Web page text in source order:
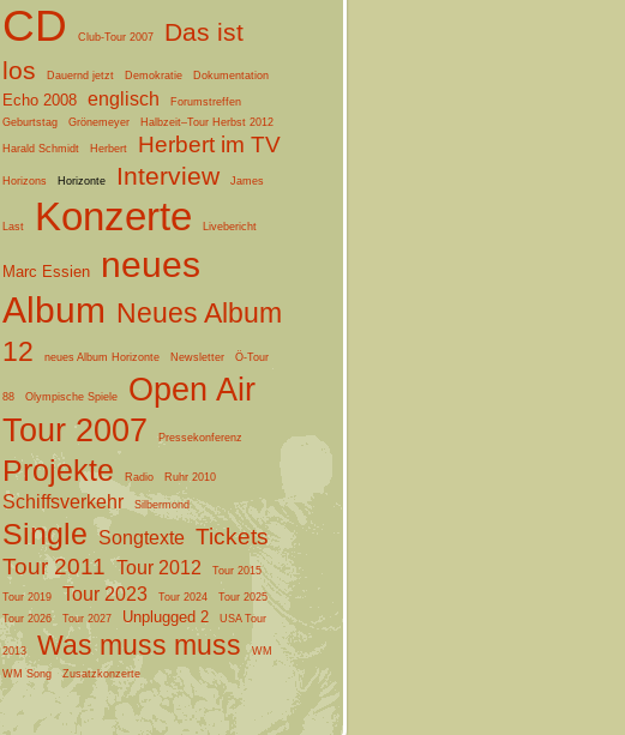
CD Club-Tour 2007
Das ist
los
Dauernd jetzt Demokratie Dokumentation
Echo 2008 englisch
Forumstreffen
Geburtstag
Grönemeyer
Halbzeit–Tour Herbst 2012
Harald Schmidt
Herbert Herbert im TV
Horizons Horizonte Interview James
Last Konzerte Livebericht
Marc Essien
neues
Album Neues Album
12
neues Album Horizonte Newsletter Ö-Tour
88 Olympische Spiele
Open Air
Tour 2007
Pressekonferenz
Projekte Radio Ruhr 2010
Schiffsverkehr Silbermond
Single Songtexte Tickets
Tour 2011 Tour 2012
Tour 2015
Tour 2019
Tour 2023 Tour 2024
Tour 2025
Tour 2026
Tour 2027 Unplugged 2 USA Tour
2013 Was muss muss
WM
WM Song
Zusatzkonzerte